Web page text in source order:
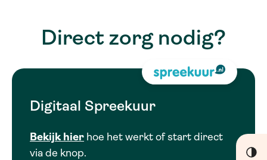
Direct zorg nodig?
Digitaal Spreekuur
Bekijk hier hoe het werkt of start direct
via de knop.